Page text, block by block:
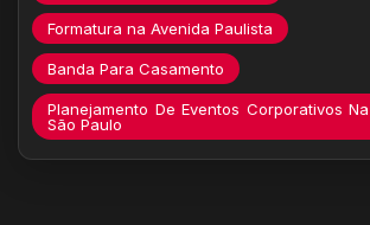
Formatura na Avenida Paulista
Banda Para Casamento
Planejamento De Eventos Corporativos
São Paulo